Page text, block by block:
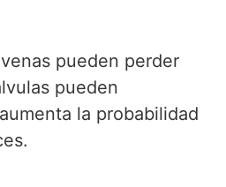
pueden perder
pueden
la probabilidad